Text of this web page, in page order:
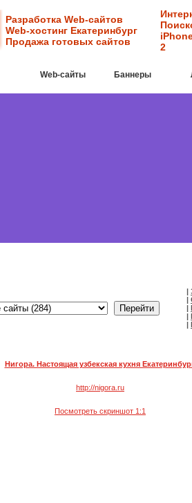
Разработка Web-сайтов
Web-хостинг Екатеринбург
Продажа готовых сайтов
2
Web-cайты Баннеры
|
|
|
|
|
Нигора. Настоящая узбекская кухня
http://nigora.ru
Посмотреть скриншот 1:1